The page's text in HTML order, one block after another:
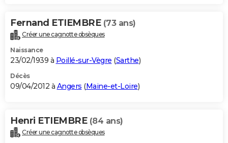
Fernand ETIEMBRE (73 ans)
Créer une cagnotte obsèques
Naissance
23/02/1939 à Poillé-sur-Vègre (Sarthe)
Décès
09/04/2012 à Angers (Maine-et-Loire)
Henri ETIEMBRE (84 ans)
Créer une cagnotte obsèques